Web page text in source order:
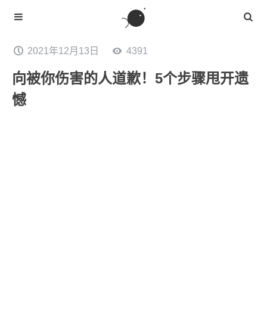
2021年12月13日 4391
向被你伤害的人道歉！5个步骤甩开遗
憾